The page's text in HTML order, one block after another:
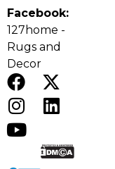
Ảnh thật Quạt
Facebook:
127home -
Rugs and
Decor